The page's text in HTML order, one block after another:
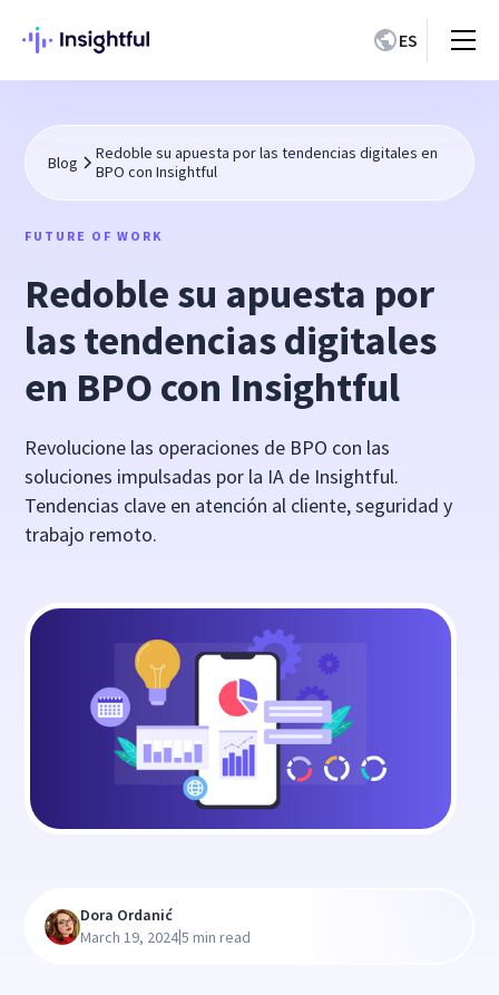
ES
Blog
Redoble su apuesta por las tendencias digitales en
BPO con Insightful
FUTURE OF WORK
Redoble su apuesta por
las tendencias digitales
en BPO con Insightful
Revolucione las operaciones de BPO con las
soluciones impulsadas por la IA de Insightful.
Tendencias clave en atención al cliente, seguridad y
trabajo remoto.
Dora Ordanić
March 19, 2024|5 min read